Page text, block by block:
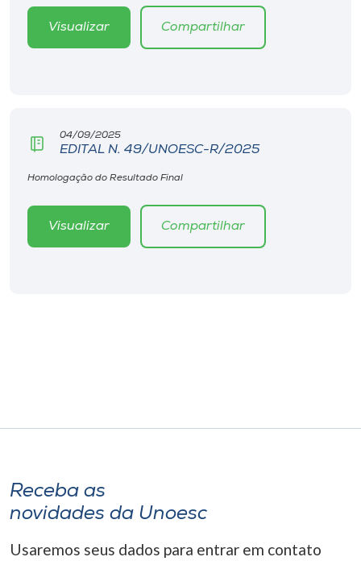
Visualizar Compartilhar
04/09/2025
EDITAL N. 49/UNOESC-R/2025
Homologação do Resultado Final
Visualizar Compartilhar
Receba as
novidades da Unoesc
Usaremos seus dados para entrar em contato